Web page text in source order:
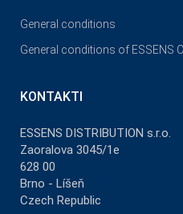
General conditions
General conditions of ESSENS
KONTAKTI
ESSENS DISTRIBUTION s.r.o.
Zaoralova 3045/1e
628 00
Brno - Líšeň
Czech Republic